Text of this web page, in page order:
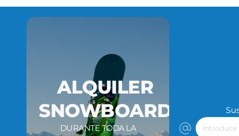
ALQUILER
SNOWBOARD
DURANTE TODA LA
Introduce
tu